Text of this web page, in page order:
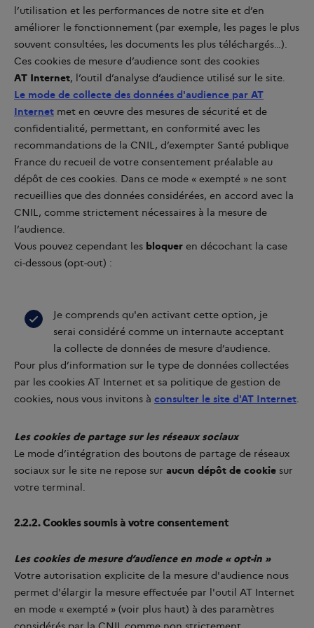
l’utilisation et les performances de notre site et d’en
améliorer le fonctionnement (par exemple, les pages le plus
souvent consultées, les documents les plus téléchargés…).
Ces cookies de mesure d’audience sont des cookies
AT Internet, l’outil d’analyse d’audience utilisé sur le site.
Le mode de collecte des données d'audience par AT
Internet met en œuvre des mesures de sécurité et de
confidentialité, permettant, en conformité avec les
recommandations de la CNIL, d’exempter Santé publique
France du recueil de votre consentement préalable au
dépôt de ces cookies. Dans ce mode « exempté » ne sont
recueillies que des données considérées, en accord avec la
CNIL, comme strictement nécessaires à la mesure de
l’audience.
Vous pouvez cependant les bloquer en décochant la case
ci-dessous (opt-out) :
Je comprends qu'en activant cette option, je
serai considéré comme un internaute acceptant
la collecte de données de mesure d’audience.
Pour plus d’information sur le type de données collectées
par les cookies AT Internet et sa politique de gestion de
cookies, nous vous invitons à consulter le site d'AT Internet.
Les cookies de partage sur les réseaux sociaux
Le mode d’intégration des boutons de partage de réseaux
sociaux sur le site ne repose sur aucun dépôt de cookie sur
votre terminal.
2.2.2. Cookies soumis à votre consentement
Les cookies de mesure d’audience en mode « opt-in »
Votre autorisation explicite de la mesure d'audience nous
permet d'élargir la mesure effectuée par l'outil AT Internet
en mode « exempté » (voir plus haut) à des paramètres